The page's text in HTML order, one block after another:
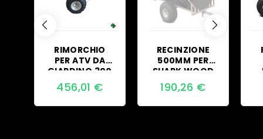
RIMORCHIO
PER ATV DA
GIARDINO 300
VERDE
456,01 €
RECINZIONE
500MM PER
SHARK WOOD
550
190,26 €